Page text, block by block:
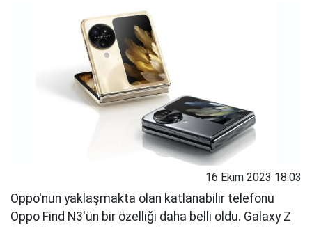
16 Ekim 2023 18:03
Oppo'nun yaklaşmakta olan katlanabilir telefonu
Oppo Find N3'ün bir özelliği daha belli oldu. Galaxy Z